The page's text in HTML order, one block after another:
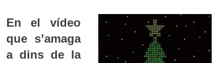
En el vídeo
que s’amaga
a dins de la